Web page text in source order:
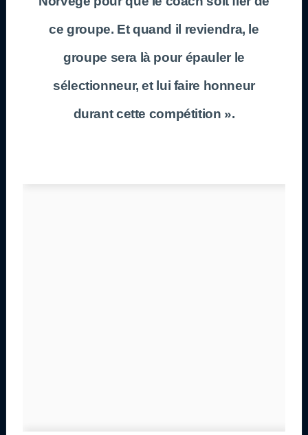
ce groupe. Et quand il reviendra, le
groupe sera là pour épauler le
sélectionneur, et lui faire honneur
durant cette compétition ».